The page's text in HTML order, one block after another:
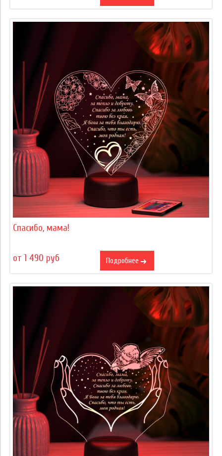
Спасибо, мама!
от 1 490 руб Подробнее